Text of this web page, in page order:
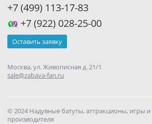
+7 (499) 113-17-83
+7 (922) 028-25-00
Оставить заявку
Москва, ул. Живописная д. 21/1
sale@zabava-fan.ru
© 2024 Надувные батуты, аттракционы, игры и
производителя